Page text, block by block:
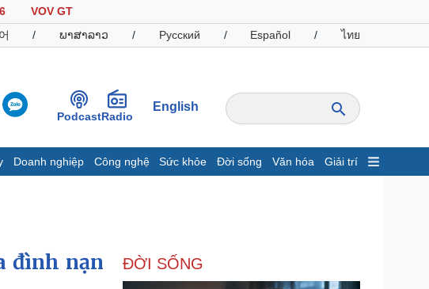
VOV GT
/ ພາສາລາວ / Русский / Español / ไทย
PodcastRadio
English
Doanh nghiệp Công nghệ Sức khỏe Đời sống Văn hóa Giải trí
Giá cà phê
đình nạn
ĐỜI SỐNG